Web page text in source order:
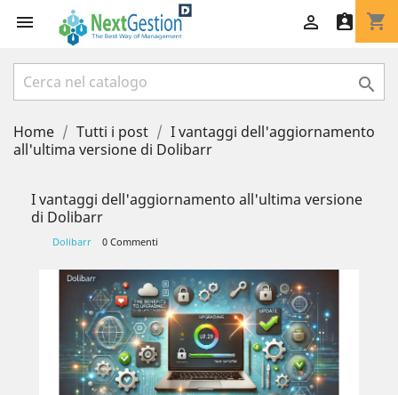
 shopping_cart
 

Home Tutti i post
I vantaggi dell'aggiornamento
all'ultima versione di Dolibarr
I vantaggi dell'aggiornamento all'ultima versione
di Dolibarr
Dolibarr 0 Commenti